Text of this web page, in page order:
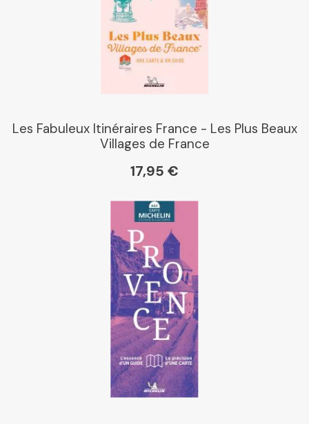
Les Fabuleux Itinéraires France - Les Plus Beaux
Villages de France
17,95 €